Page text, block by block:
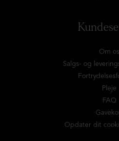
Om os
Salgs- og
Pleje
FAQ
Opdater dit